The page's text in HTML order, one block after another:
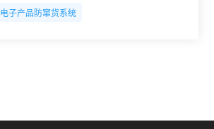
电子产品防窜货系统